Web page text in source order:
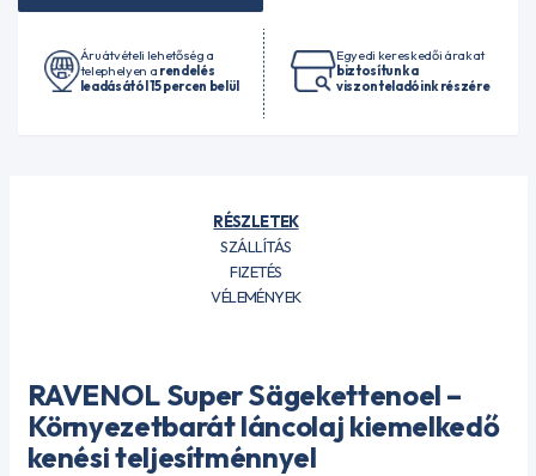
Áruátvételi lehetőség a
telephelyen a rendelés
leadásától 15 percen belül
Egyedi kereskedői árakat
biztosítunk a
viszonteladóink részére
RÉSZLETEK
SZÁLLÍTÁS
FIZETÉS
VÉLEMÉNYEK
RAVENOL Super Sägekettenoel –
Környezetbarát láncolaj kiemelkedő
kenési teljesítménnyel